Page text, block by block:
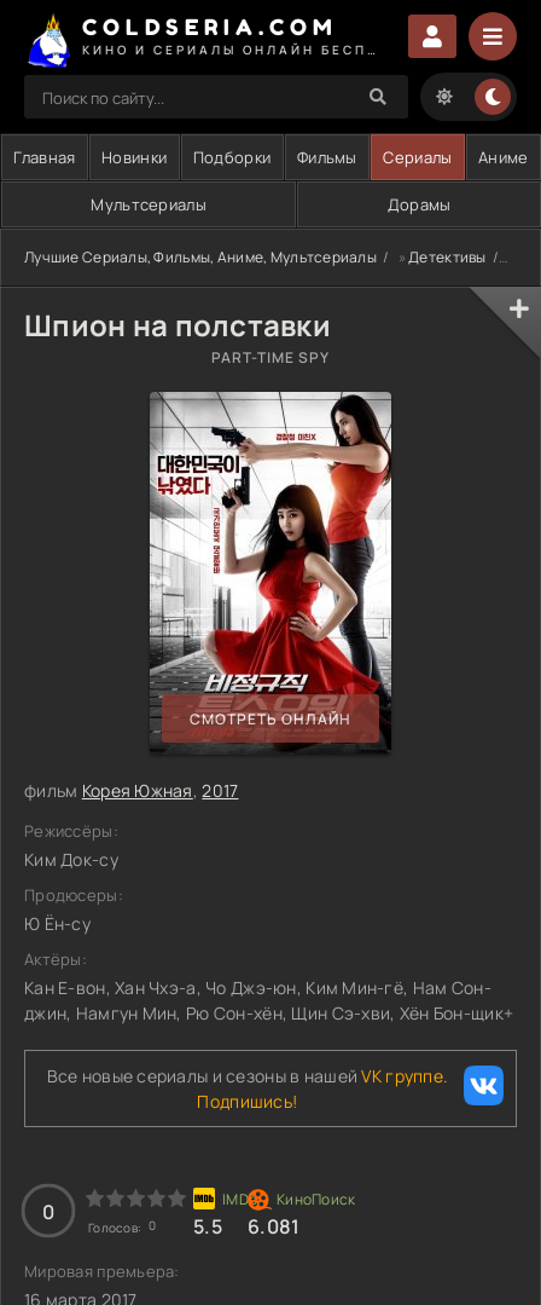
COLDSERIA.COM
Главная Новинки Подборки Фильмы Сериалы Аниме
Мультсериалы Дорамы
Лучшие Сериалы, Фильмы, Аниме, Мультсериалы »Детективы »
Шпион на полставки
PART-TIME SPY
СМОТРЕТЬ ОНЛАЙН
фильм Корея Южная,2017
Режиссёры:
Ким Док-су
Продюсеры:
Ю Ён-су
Актёры:
Кан Е-вон, Хан Чхэ-а, Чо Джэ-юн, Ким Мин-гё, Нам Сон-
джин, Намгун Мин, Рю Сон-хён, Щин Сэ-хви, Хён Бон-щик+
Все новые сериалы и сезоны в нашейVK группе.
Подпишись!
0
Голосов: 0 5.5 6.081
Мировая премьера:
16 марта 2017